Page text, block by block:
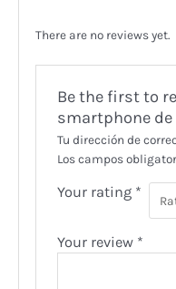
There are no reviews yet.
Be the first to
smartphone
Tu dirección de
Los campos
Your rating *
Your review *